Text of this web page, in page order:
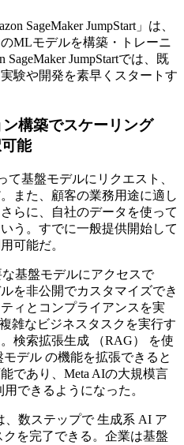
SageMaker JumpStart」は、
MLモデルを構築・トレーニ
JumpStartでは、既
験や開発を素早くスタートす
構築でスケーリング
能
て基盤モデルにリクエスト、
また、顧客の業務用途に適し
らに、自社のデータを使って
う。すでに一般提供開始して
可能だ。
基盤モデルにアクセスで
を非公開でカスタマイズでき
ィとコンプライアンスを実
雑なビジネスタスクを実行す
検索拡張生成 （RAG） を使
デル の機能を拡張できると
であり、Meta AIの大規模言
できるようになった。
、数ステップで 生成系 AI ア
を完了できる。企業は基盤